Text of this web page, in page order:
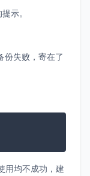
示。
份失败，寄在了
用均不成功，建